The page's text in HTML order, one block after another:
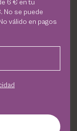
la
los
y
activos como
e
resultados
6 € en tu
No se puede
válido en pagos